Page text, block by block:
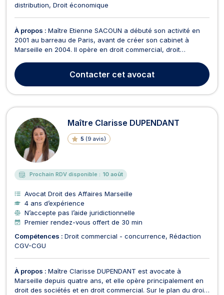
distribution Droit économique
À propos : Maître Etienne SACOUN a débuté son activité en
2001 au barreau de Paris, avant de créer son cabinet à
Marseille en 2004. Il opère en droit commercial, droit
pénal des affaires, droit de la propriété intellectuelle et droit
des successions. Maître Etienne SACOUN p...
Contacter cet avocat
Maître Clarisse DUPENDANT
5 (9 avis)
Prochain RDV disponible : 10 août
Avocat Droit des Affaires Marseille
4 ans d’expérience
N’accepte pas l’aide juridictionnelle
Premier rendez-vous offert de 30 min
Compétences : Droit commercial - concurrence Rédaction
CGV-CGU
À propos : Maître Clarisse DUPENDANT est avocate à
Marseille depuis quatre ans, et elle opère principalement en
droit des sociétés et en droit commercial. Sur le plan du droit